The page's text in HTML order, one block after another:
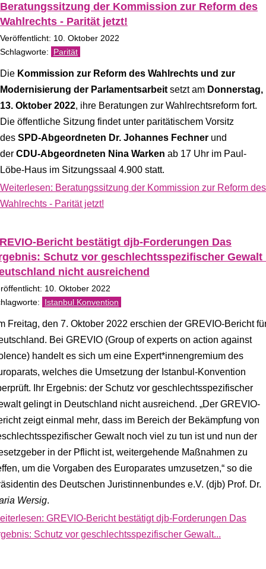
Beratungssitzung der Kommission zur Reform des
Wahlrechts - Parität jetzt!
Veröffentlicht: 10. Oktober 2022
Parität
Die Kommission zur Reform des Wahlrechts und zur
Modernisierung der Parlamentsarbeit setzt am Donnerstag,
13. Oktober 2022, ihre Beratungen zur Wahlrechtsreform fort.
Die öffentliche Sitzung findet unter paritätischem Vorsitz
des SPD-Abgeordneten Dr. Johannes Fechner und
der CDU-Abgeordneten Nina Warken ab 17 Uhr im Paul-
Löbe-Haus im Sitzungssaal 4.900 statt.
Weiterlesen: Beratungssitzung der Kommission zur Reform des
Wahlrechts - Parität jetzt!
Bericht bestätigt djb-Forderungen Das
Schutz vor geschlechtsspezifischer Gewalt
nicht ausreichend
10. Oktober 2022
Istanbul Konvention
Freitag, den 7. Oktober 2022 erschien der GREVIO-Bericht
Bei GREVIO (Group of experts on action against
handelt es sich um eine Expert*innengremium des
welches die Umsetzung der Istanbul-Konvention
Ihr Ergebnis: der Schutz vor geschlechtsspezifischer
gelingt in Deutschland nicht ausreichend. „Der GREVIO-
zeigt einmal mehr, dass im Bereich der Bekämpfung von
Gewalt noch viel zu tun ist und nun der
in der Pflicht ist, weitergehende Maßnahmen zu
um die Vorgaben des Europarates umzusetzen,“ so die
des Deutschen Juristinnenbundes e.V. (djb) Prof. Dr.
Wersig.
GREVIO-Bericht bestätigt djb-Forderungen Das
Schutz vor geschlechtsspezifischer Gewalt...